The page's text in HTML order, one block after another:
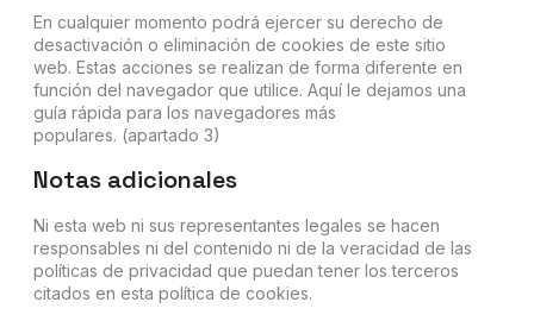
En cualquier momento podrá ejercer su derecho de
desactivación o eliminación de cookies de este sitio
web. Estas acciones se realizan de forma diferente en
función del navegador que utilice. Aquí le dejamos una
guía rápida para los navegadores más
populares. (apartado 3)
Notas adicionales
Ni esta web ni sus representantes legales se hacen
responsables ni del contenido ni de la veracidad de las
políticas de privacidad que puedan tener los terceros
citados en esta política de cookies.